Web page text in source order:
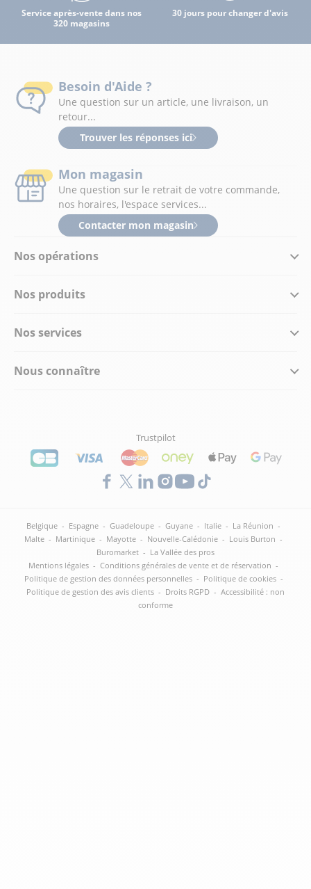
Service après-vente dans nos
320 magasins
30 jours pour changer d'avis
Nos opérations
Nos produits
Nos services
Nous connaître
Besoin d'Aide ?
Une question sur un article, une livraison, un
retour...
Trouver les réponses ici
Mon magasin
Une question sur le retrait de votre commande,
nos horaires, l'espace services...
Contacter mon magasin
Trustpilot
Belgique - Espagne - Guadeloupe - Guyane - Italie - La Réunion -
Malte - Martinique - Mayotte - Nouvelle-Calédonie - Louis Burton -
Buromarket - La Vallée des pros
Mentions légales - Conditions générales de vente et de réservation -
Politique de gestion des données personnelles - Politique de cookies -
Politique de gestion des avis clients - Droits RGPD - Accessibilité : non
conforme